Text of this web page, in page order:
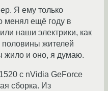
Я ему только
менял ещё году в
наши электрики, как
половины жителей
жило и оно, я думаю.
с nVidia GeForce
сборка. Из